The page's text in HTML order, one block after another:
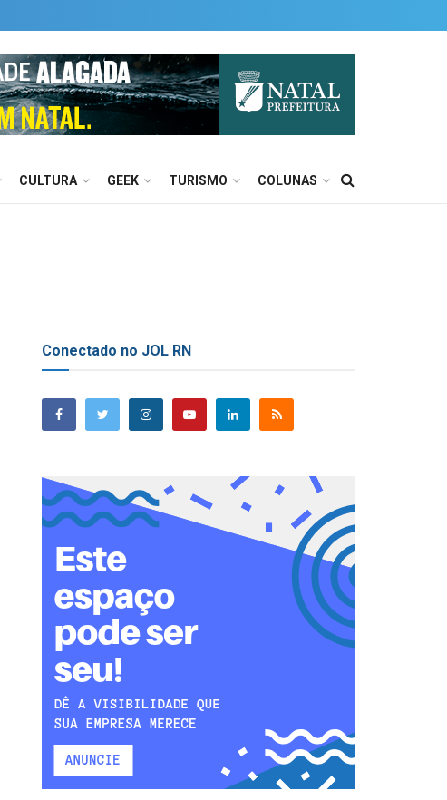
CULTURA GEEK TURISMO COLUNAS
Conectado no JOL RN